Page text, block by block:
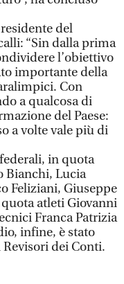
del
“Sin dalla prima
l’obiettivo
importante della
Con
a qualcosa di
del Paese:
a volte vale più di
in quota
Bianchi, Lucia
Feliziani, Giuseppe
atleti Giovanni
Franca Patrizia
infine, è stato
dei Conti.